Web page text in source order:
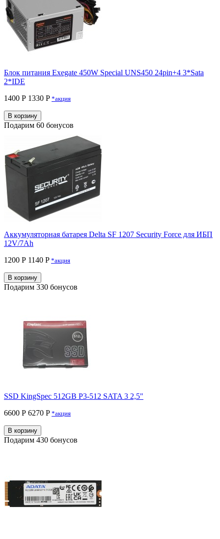
Блок питания Exegate 450W Special UNS450 24pin+4 3*Sata
2*IDE
1400 Р 1330 P *акция
В корзину
Подарим 60 бонусов
Аккумуляторная батарея Delta SF 1207 Security Force для ИБП
12V/7Ah
1200 Р 1140 P *акция
В корзину
Подарим 330 бонусов
SSD KingSpec 512GB P3-512 SATA 3 2,5"
6600 Р 6270 P *акция
В корзину
Подарим 430 бонусов